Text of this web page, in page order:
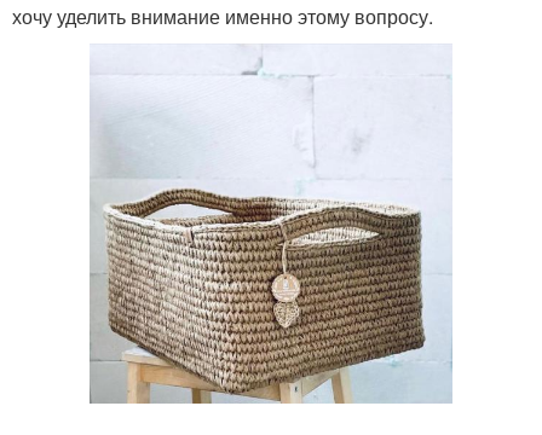
хочу уделить внимание именно этому вопросу.